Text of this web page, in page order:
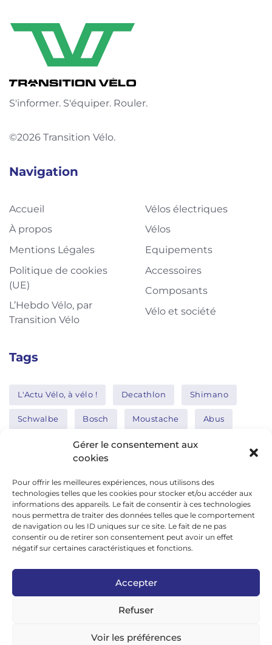
Gérer le consentement aux
cookies
Pour offrir les meilleures expériences, nous utilisons des
technologies telles que les cookies pour stocker et/ou accéder aux
informations des appareils. Le fait de consentir à ces technologies
nous permettra de traiter des données telles que le comportement
de navigation ou les ID uniques sur ce site. Le fait de ne pas
consentir ou de retirer son consentement peut avoir un effet
négatif sur certaines caractéristiques et fonctions.
Accepter
Refuser
Voir les préférences
S'informer. S'équiper. Rouler.
©2026 Transition Vélo.
Navigation
Accueil
À propos
Mentions Légales
Politique de cookies
(UE)
L’Hebdo Vélo, par
Transition Vélo
Vélos électriques
Vélos
Equipements
Accessoires
Composants
Vélo et société
Tags
L'Actu Vélo, à vélo ! Decathlon Shimano
Schwalbe Bosch Moustache Abus
Thule Nakamura
Réseaux sociaux
google news
facebook
twitter